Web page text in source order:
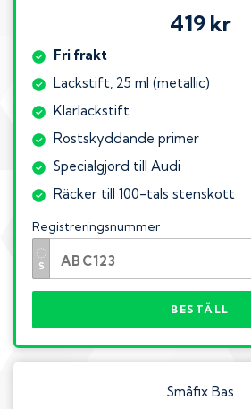
419 kr
Fri frakt
Lackstift, 25 ml (metallic)
Klarlackstift
Rostskyddande primer
Specialgjord till Audi
Räcker till 100-tals stenskott
Registreringsnummer
BESTÄLL
Småfix Bas